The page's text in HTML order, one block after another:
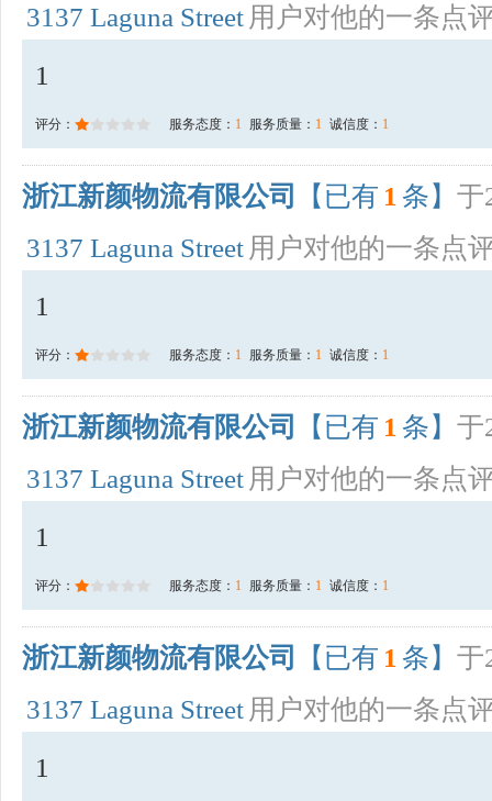
3137 Laguna Street 用户对他的一条点
1
评分： 服务态度： 1 服务质量： 1 诚信度： 1
浙江新颜物流有限公司 【已有 1 条】 于
3137 Laguna Street 用户对他的一条点
1
评分： 服务态度： 1 服务质量： 1 诚信度： 1
浙江新颜物流有限公司 【已有 1 条】 于
3137 Laguna Street 用户对他的一条点
1
评分： 服务态度： 1 服务质量： 1 诚信度： 1
浙江新颜物流有限公司 【已有 1 条】 于
3137 Laguna Street 用户对他的一条点
1